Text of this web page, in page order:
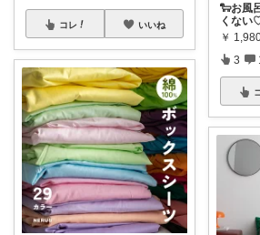
コレ いいね
🐑お風
くない
￥
3